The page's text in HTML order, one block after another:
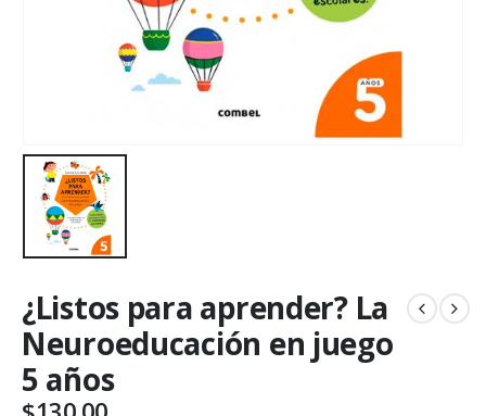
¿Listos para aprender? La
Neuroeducación en juego
5 años